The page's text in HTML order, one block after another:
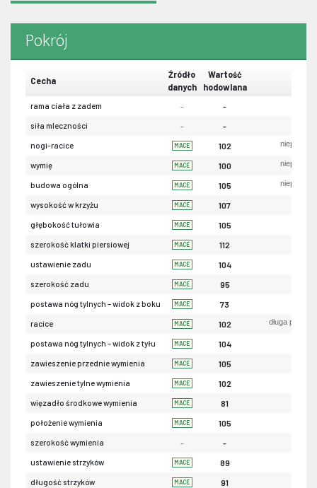
Pokrój
Cecha
Źródło
danych
Wartość
hodowlana
rama ciała z zadem - -
siła mleczności - -
nogi-racice MACE 102
wymię MACE 100
budowa ogólna MACE 105
wysokość w krzyżu MACE 107
głębokość tułowia MACE 105
szerokość klatki piersiowej MACE 112
ustawienie zadu MACE 104
szerokość zadu MACE 95
postawa nóg tylnych – widok z boku MACE 73
racice MACE 102 długa
postawa nóg tylnych – widok z tyłu MACE 104
zawieszenie przednie wymienia MACE 105
zawieszenie tylne wymienia MACE 102
więzadło środkowe wymienia MACE 81
położenie wymienia MACE 105
szerokość wymienia - -
ustawienie strzyków MACE 89
długość strzyków MACE 91